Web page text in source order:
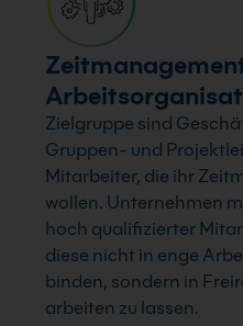
Zielgruppe sind
Gruppen- und
Mitarbeiter, die ihr
wollen. Unternehmen
hoch qualifizierter
diese nicht in enge
binden, sondern in
arbeiten zu lassen.